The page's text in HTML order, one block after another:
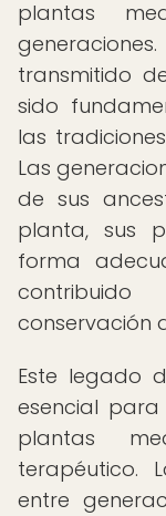
plantas
transmitido
sido
las
Las
de sus
planta, sus
forma
conservación
Este legado
esencial
plantas
terapéutico.
entre